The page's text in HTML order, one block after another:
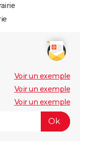
Voir un exemple
Voir un exemple
Voir un exemple